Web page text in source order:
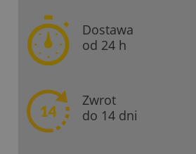
Dostawa
od 24 h
Zwrot
do 14 dni